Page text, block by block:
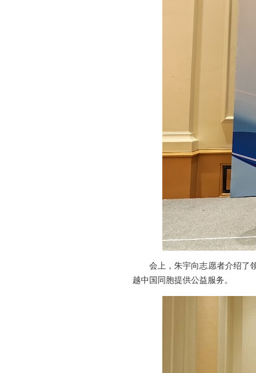
会上，朱宇向志愿者介绍了
越中国同胞提供公益服务。